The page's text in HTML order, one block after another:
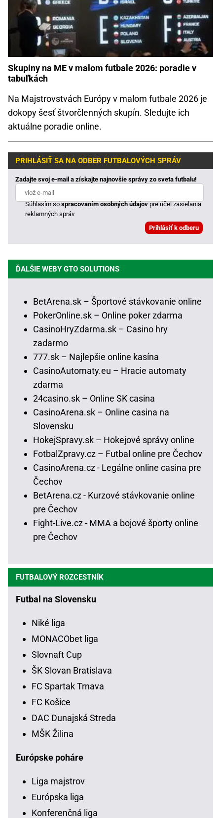
Skupiny na ME v malom futbale 2026: poradie v
tabuľkách
Na Majstrovstvách Európy v malom futbale 2026 je
dokopy šesť štvorčlenných skupín. Sledujte ich
aktuálne poradie online.
PRIHLÁSIŤ SA NA ODBER FUTBALOVÝCH SPRÁV
Zadajte svoj e-mail a získajte najnovšie správy zo sveta futbalu!
Súhlasím sospracovaním osobných údajovpre účel zasielania
reklamných správ
ĎALŠIE WEBY GTO SOLUTIONS
BetArena.sk – Športové stávkovanie online
PokerOnline.sk – Online poker zdarma
CasinoHryZdarma.sk – Casino hry
zadarmo
777.sk – Najlepšie online kasína
CasinoAutomaty.eu – Hracie automaty
zdarma
24casino.sk – Online SK casina
CasinoArena.sk – Online casina na
Slovensku
HokejSpravy.sk – Hokejové správy online
FotbalZpravy.cz – Futbal online pre Čechov
CasinoArena.cz - Legálne online casina pre
Čechov
BetArena.cz - Kurzové stávkovanie online
pre Čechov
Fight-Live.cz - MMA a bojové športy online
pre Čechov
FUTBALOVÝ ROZCESTNÍK
Futbal na Slovensku
Niké liga
MONACObet liga
Slovnaft Cup
ŠK Slovan Bratislava
FC Spartak Trnava
FC Košice
DAC Dunajská Streda
MŠK Žilina
Európske poháre
Liga majstrov
Európska liga
Konferenčná liga